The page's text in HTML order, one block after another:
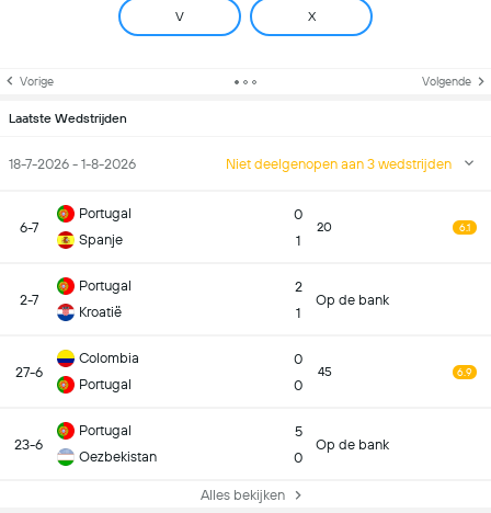
V X
Vorige Volgende
Laatste Wedstrijden
18-7-2026 - 1-8-2026 Niet deelgenopen aan 3 wedstrijden
6-7
Portugal
Spanje
0
1
20 6.1
2-7
Portugal
Kroatië
2
1
Op de bank
27-6
Colombia
Portugal
0
0
45 6.9
23-6
Portugal
Oezbekistan
5
0
Op de bank
Alles bekijken